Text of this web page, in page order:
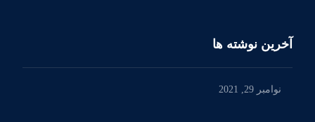
آخرین نوشته ها
نوامبر 29, 2021